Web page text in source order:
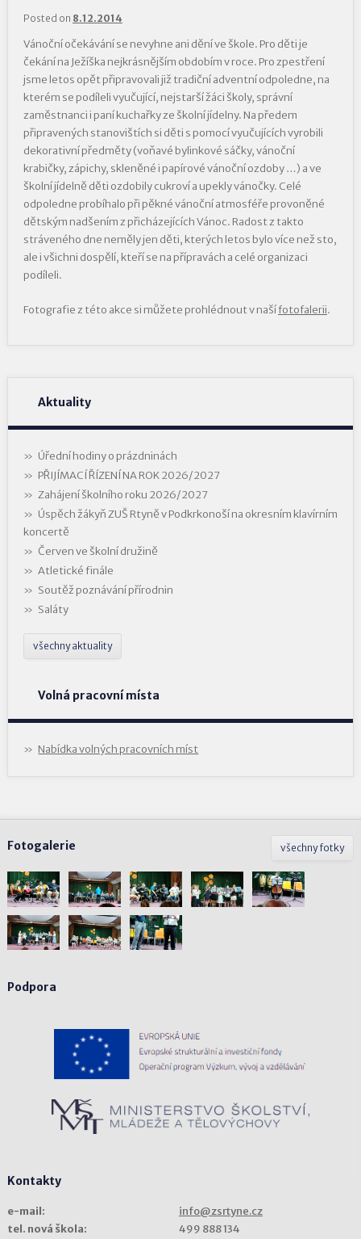
Posted on 8.12.2014
Vánoční očekávání se nevyhne ani dění ve škole. Pro děti je
čekání na Ježíška nejkrásnějším obdobím v roce. Pro zpestření
jsme letos opět připravovali již tradiční adventní odpoledne, na
kterém se podíleli vyučující, nejstarší žáci školy, správní
zaměstnanci i paní kuchařky ze školní jídelny. Na předem
připravených stanovištích si děti s pomocí vyučujících vyrobili
dekorativní předměty (voňavé bylinkové sáčky, vánoční
krabičky, zápichy, skleněné i papírové vánoční ozdoby …) a ve
školní jídelně děti ozdobily cukroví a upekly vánočky. Celé
odpoledne probíhalo při pěkné vánoční atmosféře provoněné
dětským nadšením z přicházejících Vánoc. Radost z takto
stráveného dne neměly jen děti, kterých letos bylo více než sto,
ale i všichni dospělí, kteří se na přípravách a celé organizaci
podíleli.
Fotografie z této akce si můžete prohlédnout v našífotofalerii.
Aktuality
Úřední hodiny o prázdninách
PŘIJÍMACÍ ŘÍZENÍ NA ROK 2026/2027
Zahájení školního roku 2026/2027
Úspěch žákyň ZUŠ Rtyně v Podkrkonoší na okresním klavírním
koncertě
Červen ve školní družině
Atletické finále
Soutěž poznávání přírodnin
Saláty
všechny aktuality
Volná pracovní místa
Nabídka volných pracovních míst
všechny fotky
Fotogalerie
Podpora
Kontakty
e-mail:
info@zsrtyne.cz
tel. nová škola:
499 888 134